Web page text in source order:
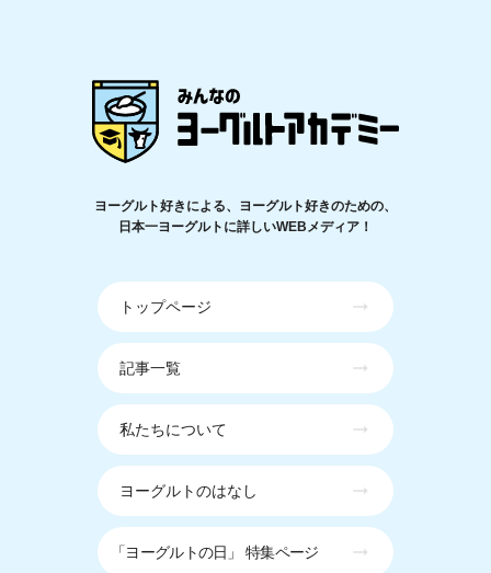
ヨーグルト好きによる、ヨーグルト好きのための、
日本一ヨーグルトに詳しいWEBメディア！
トップページ
記事一覧
私たちについて
ヨーグルトのはなし
「ヨーグルトの日」 特集ページ